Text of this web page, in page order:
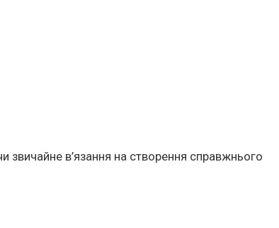
в’язання на створення справжнього